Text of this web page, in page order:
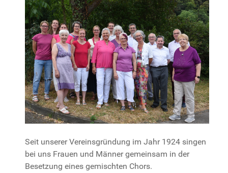
Seit unserer Vereinsgründung im Jahr 1924 singen
bei uns Frauen und Männer gemeinsam in der
Besetzung eines gemischten Chors.